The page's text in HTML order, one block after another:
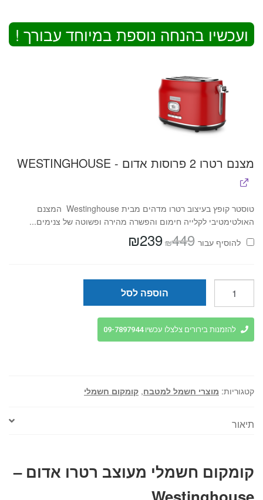
ועכשיו בהנחה נוספת במיוחד עבורך !
מצנם רטרו 2 פרוסות אדום - WESTINGHOUSE
טוסטר קופץ בעיצוב רטרו מדהים מבית Westinghouse המצנם
האולטימטיבי לקלייה חימום והפשרה מהירה ופשוטה של צנימים...
להוסיף⁦⁩ עבור
₪449 המחיר
המקורי₪239
קומקום
חשמלי
מעוצב
-
הוספה לסל
להזמנות בירורים צלצלו עכשיו 09-7897944
קטגוריות: מוצרי חשמל למטבח, קומקום חשמלי
תיאור
קומקום חשמלי מעוצב רטרו אדום –